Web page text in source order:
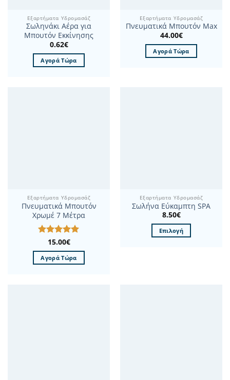
Εξαρτήματα Υδρομασάζ
Σωληνάκι Αέρα για
Μπουτόν Εκκίνησης
0.62€
Αγορά Τώρα
Εξαρτήματα Υδρομασάζ
Πνευματικά Μπουτόν Max
44.00€
Αγορά Τώρα
Εξαρτήματα Υδρομασάζ
Πνευματικά Μπουτόν
Χρωμέ 7 Μέτρα
Βαθμολογήθηκε
με5από 5
15.00€
Αγορά Τώρα
Εξαρτήματα Υδρομασάζ
Σωλήνα Εύκαμπτη SPA
8.50€
Επιλογή